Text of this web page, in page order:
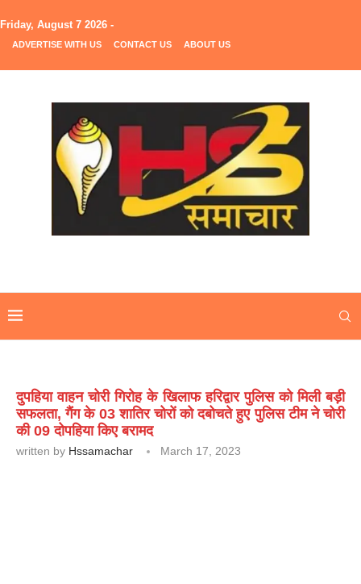
Friday, August 7 2026 -
ADVERTISE WITH US CONTACT US ABOUT US
दुपहिया वाहन चोरी गिरोह के खिलाफ हरिद्वार पुलिस को मिली बड़ी
सफलता, गैंग के 03 शातिर चोरों को दबोचते हुए पुलिस टीम ने चोरी
की 09 दोपहिया किए बरामद
written by Hssamachar March 17, 2023